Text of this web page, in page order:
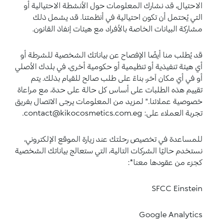
الاحتيال، قد نشارك المعلومات حول الأنشطة الاحتيالية أو
التي يُحتمل أن تكون احتيالية في أنظمتنا. قد يشمل ذلك
مشاركة البيانات الخاصة بالأفراد مع هيئات إنفاذ القانون.
قد يُطلب منا أيضًا الإفصاح عن بياناتك الشخصية للشرطة أو
أي هيئة تنفيذية أو تنظيمية أو حكومية أخرى، في بلدك الأصلي
أو في أي مكان آخر، بناءً على طلب صالح للقيام بذلك. يتم
تقييم هذه الطلبات على أساس كل حالة على حدة، مع مراعاة
خصوصية عملائنا." لمزيد من المعلومات يرجى الاتصال بفريق
تجربة العملاء على: contact@kikocosmetics.com.eg.
للمساعدة في تخصيص رحلتك عند زيارة الموقع الإلكتروني،
نستخدم حاليًا الشركات التالية، التي ستعالج بياناتك الشخصية
كجزء من عقودها معنا*:
SFCC Einstein
Google Analytics